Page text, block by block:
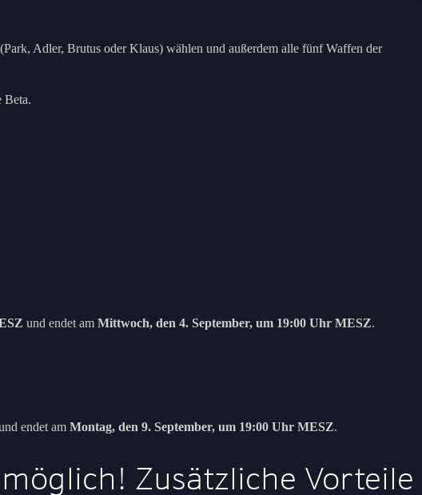
Adler, Brutus oder Klaus) wählen und außerdem alle fünf Waffen der
Beta.
und endet am Mittwoch, den 4. September, um 19:00 Uhr MESZ.
endet am Montag, den 9. September, um 19:00 Uhr MESZ.
Zusätzliche Vorteile